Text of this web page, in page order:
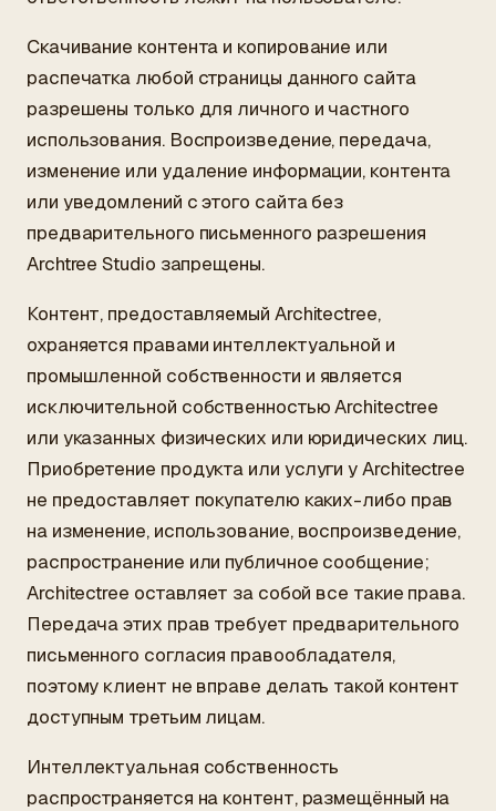
Скачивание контента и копирование или
распечатка любой страницы данного сайта
разрешены только для личного и частного
использования. Воспроизведение, передача,
изменение или удаление информации, контента
или уведомлений с этого сайта без
предварительного письменного разрешения
Archtree Studio запрещены.
Контент, предоставляемый Architectree,
охраняется правами интеллектуальной и
промышленной собственности и является
исключительной собственностью Architectree
или указанных физических или юридических лиц.
Приобретение продукта или услуги у Architectree
не предоставляет покупателю каких-либо прав
на изменение, использование, воспроизведение,
распространение или публичное сообщение;
Architectree оставляет за собой все такие права.
Передача этих прав требует предварительного
письменного согласия правообладателя,
поэтому клиент не вправе делать такой контент
доступным третьим лицам.
Интеллектуальная собственность
распространяется на контент, размещённый на